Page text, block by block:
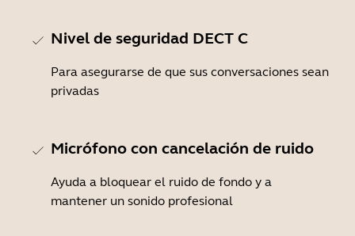
Nivel de seguridad DECT C
Para asegurarse de que sus conversaciones sean
privadas
Micrófono con cancelación de ruido
Ayuda a bloquear el ruido de fondo y a
mantener un sonido profesional